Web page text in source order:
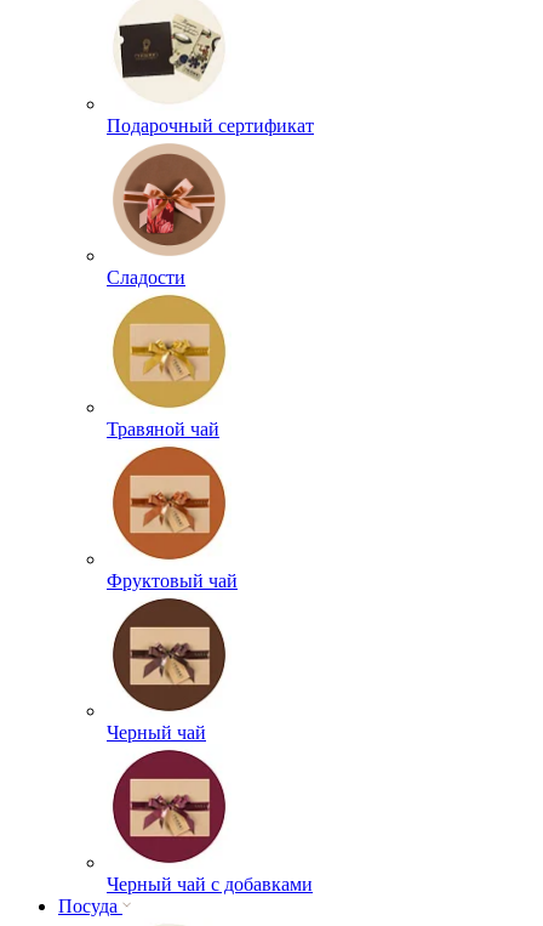
Подарочный сертификат
Сладости
Травяной чай
Фруктовый чай
Черный чай
Черный чай с добавками
Посуда